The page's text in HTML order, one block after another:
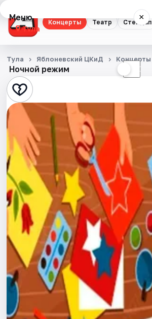
Концерты Театр Стендап
Меню ×
Тула
Концерты
Театр
Стендап
Выставки
Квесты
Экскурсии
Спорт
События
Города
Площадки
Артисты
Ночной режим ☾
Тула Яблоневский ЦКиД Концерты